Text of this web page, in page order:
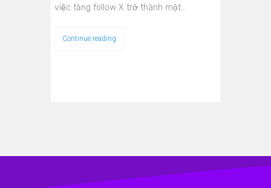
việc tăng follow X trở thành một…
Continue reading